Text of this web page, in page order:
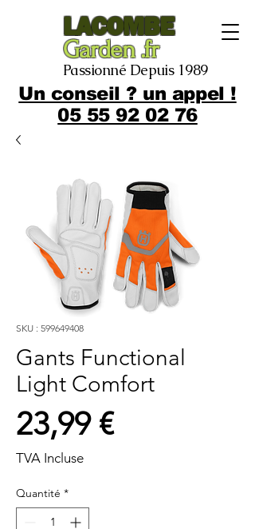
LACOMBE
Garden .fr
Passionné Depuis 1989
Un conseil ? un appel !
05 55 92 02 76
SKU : 599649408
Gants Functional
Light Comfort
23,99 €Prix
TVA Incluse
Quantité *